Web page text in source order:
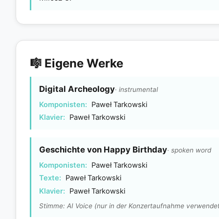
🎼 Eigene Werke
Digital Archeology· instrumental
Komponisten:
Paweł Tarkowski
Klavier:
Paweł Tarkowski
Geschichte von Happy Birthday· spoken word
Komponisten:
Paweł Tarkowski
Texte:
Paweł Tarkowski
Klavier:
Paweł Tarkowski
Stimme: AI Voice (nur in der Konzertaufnahme